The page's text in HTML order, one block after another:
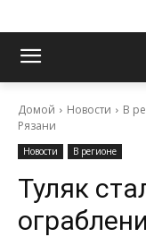
Домой Новости В
Рязани
Новости В регионе
Туляк